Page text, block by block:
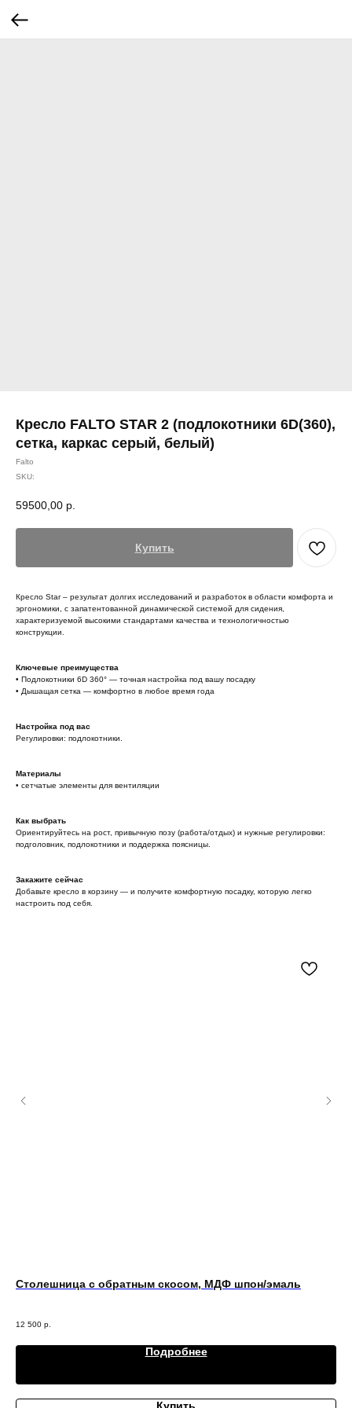
Кресло FALTO STAR 2 (подлокотники 6D(360),
сетка, каркас серый, белый)
Falto
SKU:
59500,00 р.
Купить
Кресло Star – результат долгих исследований и разработок в области комфорта и
эргономики, с запатентованной динамической системой для сидения,
характеризуемой высокими стандартами качества и технологичностью
конструкции.
Ключевые преимущества
• Подлокотники 6D 360° — точная настройка под вашу посадку
• Дышащая сетка — комфортно в любое время года
Настройка под вас
Регулировки: подлокотники.
Материалы
• сетчатые элементы для вентиляции
Как выбрать
Ориентируйтесь на рост, привычную позу (работа/отдых) и нужные регулировки:
подголовник, подлокотники и поддержка поясницы.
Закажите сейчас
Добавьте кресло в корзину — и получите комфортную посадку, которую легко
настроить под себя.
Столешница с обратным скосом, МДФ шпон/эмаль
12 500 р.
Подробнее